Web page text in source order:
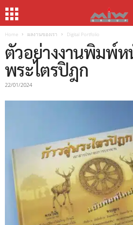
Home ผลงานของเรา Digital Portfolio
ตัวอย่างงานพิมพ์ห
พระไตรปิฎก
22/01/2024